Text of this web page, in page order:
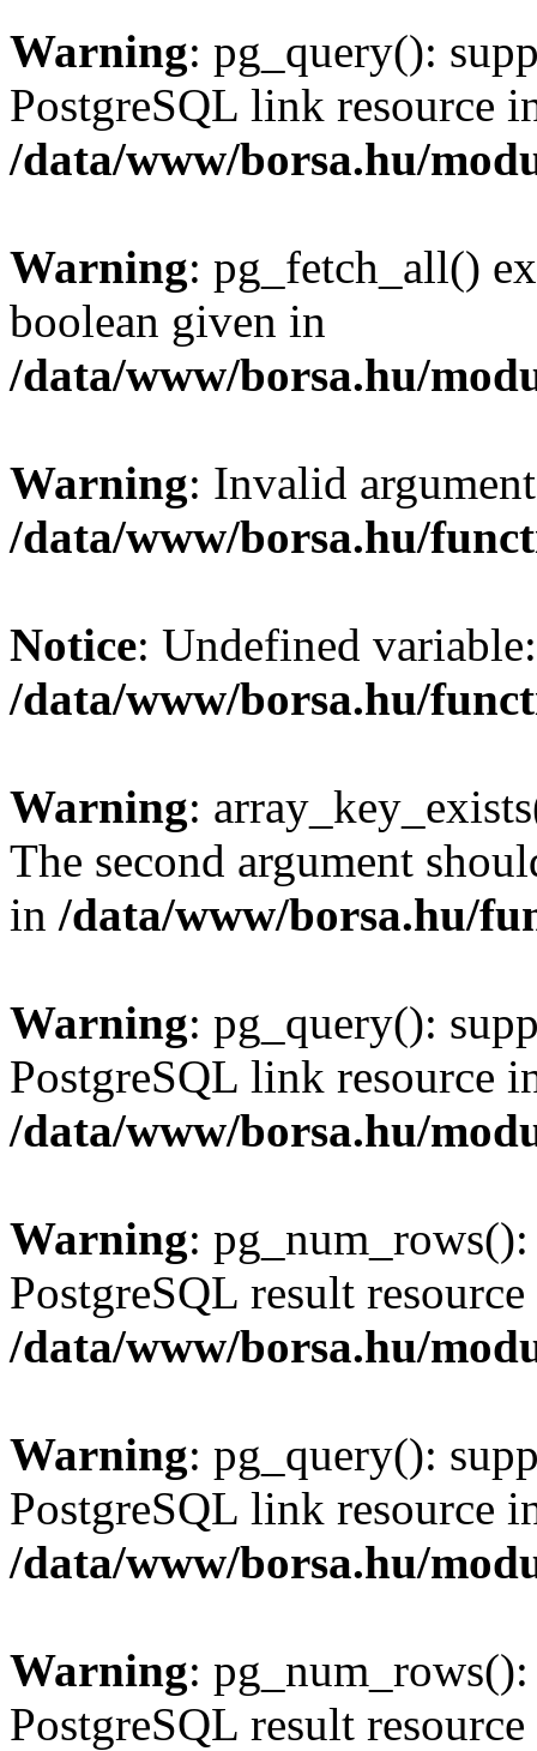
Warning: pg_query():
PostgreSQL link resource
/data/www/borsa.hu/
Warning: pg_fetch_all()
boolean given in
/data/www/borsa.hu/
Warning: Invalid
/data/www/borsa.hu/
Notice: Undefined
/data/www/borsa.hu/
Warning:
The second argument
in /data/www/borsa.hu/
Warning: pg_query():
PostgreSQL link resource
/data/www/borsa.hu/
Warning:
PostgreSQL result
/data/www/borsa.hu/
Warning: pg_query():
PostgreSQL link resource
/data/www/borsa.hu/
Warning:
PostgreSQL result